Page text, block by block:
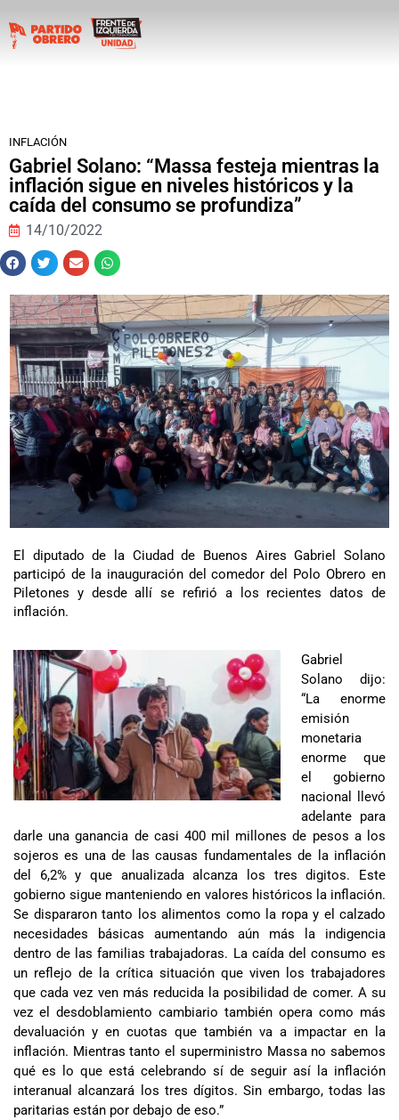
INFLACIÓN
Gabriel Solano: “Massa festeja mientras la
inflación sigue en niveles históricos y la
caída del consumo se profundiza”
14/10/2022
El diputado de la Ciudad de Buenos Aires Gabriel Solano
participó de la inauguración del comedor del Polo Obrero en
Piletones y desde allí se refirió a los recientes datos de
inflación.
Gabriel
Solano dijo:
“La enorme
emisión
monetaria
enorme que
el gobierno
nacional llevó
adelante para
darle una ganancia de casi 400 mil millones de pesos a los
sojeros es una de las causas fundamentales de la inflación
del 6,2% y que anualizada alcanza los tres digitos. Este
gobierno sigue manteniendo en valores históricos la inflación.
Se dispararon tanto los alimentos como la ropa y el calzado
necesidades básicas aumentando aún más la indigencia
dentro de las familias trabajadoras. La caída del consumo es
un reflejo de la crítica situación que viven los trabajadores
que cada vez ven más reducida la posibilidad de comer. A su
vez el desdoblamiento cambiario también opera como más
devaluación y en cuotas que también va a impactar en la
inflación. Mientras tanto el superministro Massa no sabemos
qué es lo que está celebrando sí de seguir así la inflación
interanual alcanzará los tres dígitos. Sin embargo, todas las
paritarias están por debajo de eso.”